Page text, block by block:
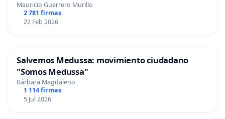
Mauricio Guerrero Murillo
2 781 firmas
22 Feb 2026
Salvemos Medussa: movimiento ciudadano
"Somos Medussa"
Bárbara Magdaleno
1 114 firmas
5 Jul 2026